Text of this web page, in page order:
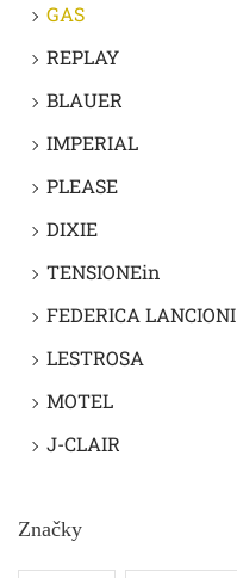
GAS
REPLAY
BLAUER
IMPERIAL
PLEASE
DIXIE
TENSIONEin
FEDERICA LANCIONI
LESTROSA
MOTEL
J-CLAIR
Značky